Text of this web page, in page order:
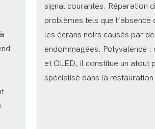
signal courantes. Réparation
problèmes tels que
les écrans noirs causés par
endommagées. Polyvalence :
et OLED, il constitue un atout
spécialisé dans la restauration